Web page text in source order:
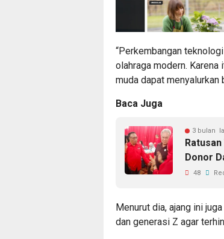
“Perkembangan
olahraga modern.
muda dapat menyalurkan
Baca Juga
3 bulan
Donor
48
Menurut dia, ajang ini
dan generasi Z agar